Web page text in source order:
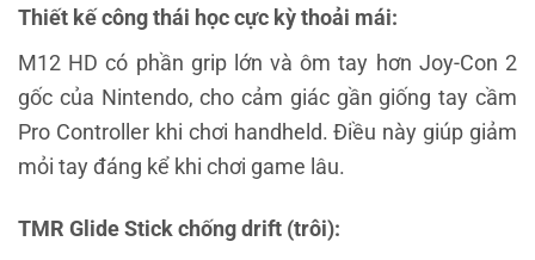
Thiết kế công thái học cực kỳ thoải mái:
M12 HD có phần grip lớn và ôm tay hơn Joy-Con 2
gốc của Nintendo, cho cảm giác gần giống tay cầm
Pro Controller khi chơi handheld. Điều này giúp giảm
mỏi tay đáng kể khi chơi game lâu.
TMR Glide Stick chống drift (trôi):